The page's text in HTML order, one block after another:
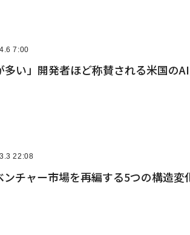
7:00
多い」開発者ほど称賛される米国の
22:08
チャー市場を再編する5つの構造変